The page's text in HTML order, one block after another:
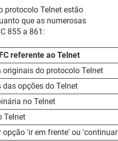
protocolo Telnet estão
que as numerosas
855 a 861:
referente ao Telnet
originais do protocolo Telnet
das opções do Telnet
no Telnet
Telnet
opção 'ir em frente' ou